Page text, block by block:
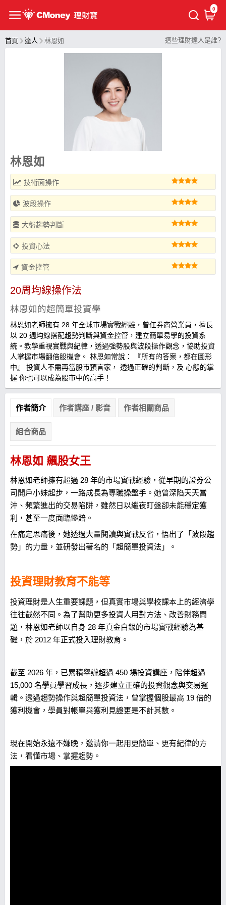
0
首頁 達人 林恩如 這些理財達人是誰?
林恩如
技術面操作
波段操作
大盤趨勢判斷
投資心法
資金控管
20周均線操作法
林恩如的超簡單投資學
林恩如老師擁有 28 年全球市場實戰經驗，曾任券商營業員，擅長
以 20 週均線搭配趨勢判斷與資金控管，建立簡單易學的投資系
統。教學重視實戰與紀律，透過強勢股與波段操作觀念，協助投資
人掌握市場翻倍股機會。 林恩如常說： 『所有的答案，都在圖形
中』 投資人不需再當股市預言家， 透過正確的判斷，及 心態的掌
握 你也可以成為股市中的高手！
作者簡介 作者講座 / 影音 作者相關商品
組合商品
林恩如 飆股女王
林恩如老師擁有超過 28 年的市場實戰經驗，從早期的證券公
司開戶小妹起步，一路成長為專職操盤手。她曾深陷天天當
沖、頻繁進出的交易陷阱，雖然日以繼夜盯盤卻未能穩定獲
利，甚至一度面臨慘賠。
在痛定思痛後，她透過大量閱讀與實戰反省，悟出了「波段趨
勢」的力量，並研發出著名的「超簡單投資法」。
投資理財教育不能等
投資理財是人生重要課題，但真實市場與學校課本上的經濟學
往往截然不同。為了幫助更多投資人用對方法、改善財務問
題，林恩如老師以自身 28 年真金白銀的市場實戰經驗為基
礎，於 2012 年正式投入理財教育。
截至 2026 年，已累積舉辦超過 450 場投資講座，陪伴超過
15,000 名學員學習成長，逐步建立正確的投資觀念與交易邏
輯。透過趨勢操作與超簡單投資法，曾掌握個股最高 19 倍的
獲利機會，學員對帳單與獲利見證更是不計其數。
現在開始永遠不嫌晚，邀請你一起用更簡單、更有紀律的方
法，看懂市場、掌握趨勢。